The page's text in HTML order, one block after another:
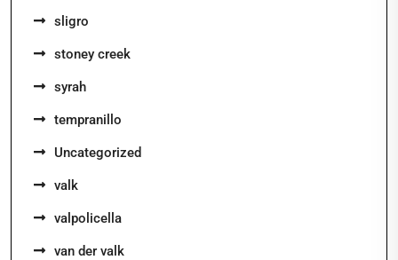
sligro
stoney creek
syrah
tempranillo
Uncategorized
valk
valpolicella
van der valk